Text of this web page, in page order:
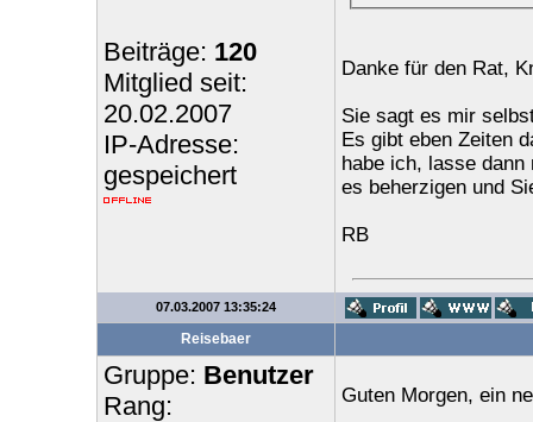
Beiträge: 120
Mitglied seit:
20.02.2007
IP-Adresse:
gespeichert
Danke für den Rat,
Sie sagt es mir
Es gibt eben Zeiten
habe ich, lasse
es beherzigen und
RB
07.03.2007 13:35:24
Reisebaer
Gruppe: Benutzer
Rang:
Guten Morgen, ein